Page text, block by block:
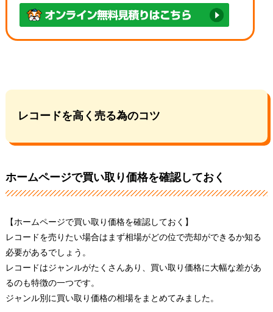
レコードを高く売る為のコツ
ホームページで買い取り価格を確認しておく
【ホームページで買い取り価格を確認しておく】
レコードを売りたい場合はまず相場がどの位で売却ができるか知る
必要があるでしょう。
レコードはジャンルがたくさんあり、買い取り価格に大幅な差があ
るのも特徴の一つです。
ジャンル別に買い取り価格の相場をまとめてみました。